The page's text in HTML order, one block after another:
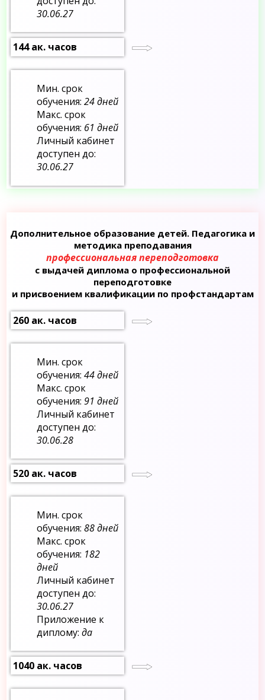
30.06.27
144 ак. часов
Мин. срок
обучения:24 дней
Макс. срок
обучения: 61 дней
Личный кабинет
доступен до:
30.06.27
Дополнительное образование детей. Педагогика и
методика преподавания
профессиональная переподготовка
с выдачей диплома о профессиональной
переподготовке
и присвоением квалификации по профстандартам
260 ак. часов
Мин. срок
обучения:44 дней
Макс. срок
обучения:91 дней
Личный кабинет
доступен до:
30.06.28
520 ак. часов
Мин. срок
обучения:88 дней
Макс. срок
обучения: 182
дней
Личный кабинет
доступен до:
30.06.27
Приложение к
диплому:да
1040 ак. часов